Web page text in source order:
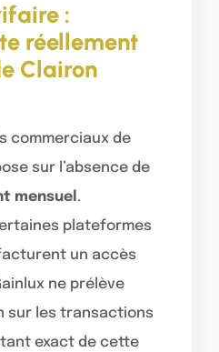
:
réellement
Clairon
commerciaux de
sur l’absence de
mensuel .
plateformes
un accès
ne prélève
sur les transactions
exact de cette